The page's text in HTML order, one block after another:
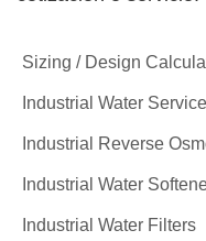
Sizing / Design
Industrial Water
Industrial Reverse
Industrial Water
Industrial Water Filters